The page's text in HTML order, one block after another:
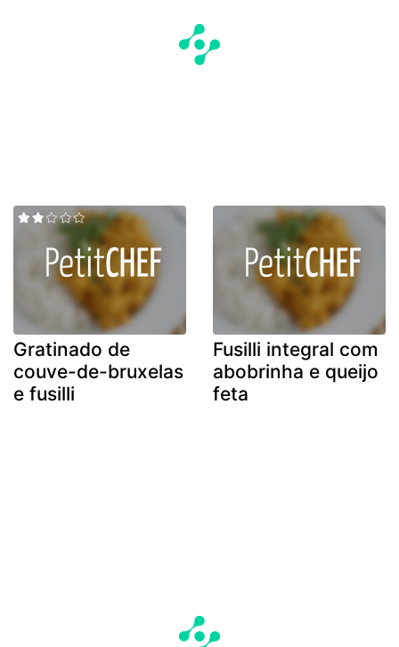
Gratinado de
couve-de-bruxelas
e fusilli
Fusilli integral com
abobrinha e queijo
feta